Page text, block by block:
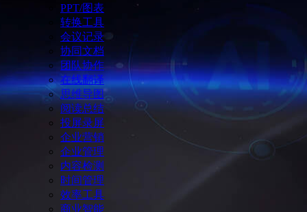
PPT/图表
转换工具
会议记录
协同文档
团队协作
在线翻译
思维导图
阅读总结
投屏录屏
企业营销
企业管理
内容检测
时间管理
效率工具
商业智能